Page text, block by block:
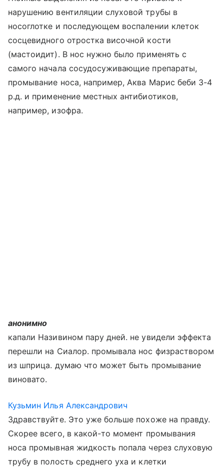
нарушению вентиляции слуховой трубы в
носоглотке и последующем воспалении клеток
сосцевидного отростка височной кости
(мастоидит). В нос нужно было применять с
самого начала сосудосуживающие препараты,
промывание носа, например, Аква Марис беби 3-4
р.д. и применение местных антибиотиков,
например, изофра.
анонимно
капали Називином пару дней. не увидели эффекта
перешли на Сиалор. промывала нос физраствором
из шприца. думаю что может быть промывание
виновато.
Кузьмин Илья Александрович
Здравствуйте. Это уже больше похоже на правду.
Скорее всего, в какой-то момент промывания
носа промывная жидкость попала через слуховую
трубу в полость среднего уха и клетки